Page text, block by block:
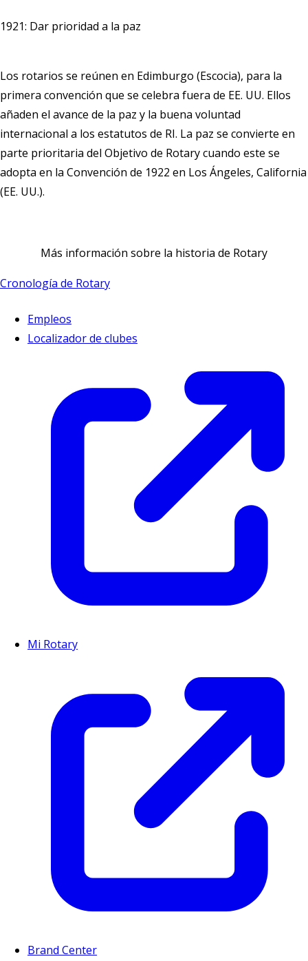
1921: Dar prioridad a la paz
Los rotarios se reúnen en Edimburgo (Escocia), para la
primera convención que se celebra fuera de EE. UU. Ellos
añaden el avance de la paz y la buena voluntad
internacional a los estatutos de RI. La paz se convierte en
parte prioritaria del Objetivo de Rotarycuando este se
adopta en la Convención de 1922 en Los Ángeles, California
(EE. UU.).
Más información sobre la historia de Rotary
Cronología de Rotary
Empleos
Localizador de clubes
Mi Rotary
Brand Center